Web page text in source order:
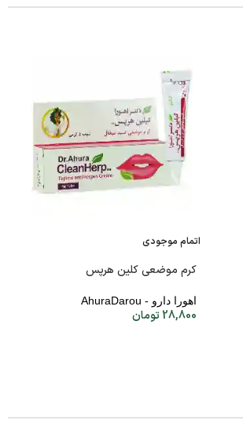
اتمام موجودی
کرم موضعی کلین هرپس
اهورا دارو - AhuraDarou
28,800تومان